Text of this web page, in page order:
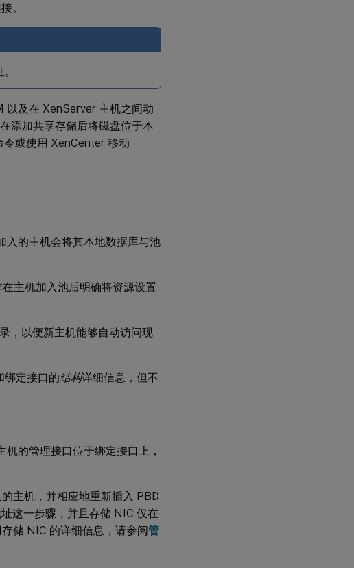
。
以及在 XenServer 主机之间动
添加共享存储后将磁盘位于本
令或使用 XenCenter 移动
入的主机会将其本地数据库与池
主机加入池后明确将资源设置
，以便新主机能够自动访问现
绑定接口的结构详细信息，但不
的管理接口位于绑定接口上，
主机，并相应地重新插入 PBD
这一步骤，并且存储 NIC 仅在
储 NIC 的详细信息，请参阅管